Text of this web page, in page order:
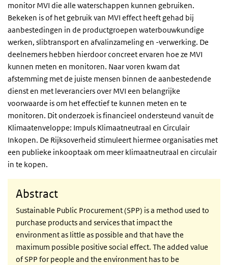
monitor MVI die alle waterschappen kunnen gebruiken.
Bekeken is of het gebruik van MVI effect heeft gehad bij
aanbestedingen in de productgroepen waterbouwkundige
werken, slibtransport en afvalinzameling en -verwerking. De
deelnemers hebben hierdoor concreet ervaren hoe ze MVI
kunnen meten en monitoren. Naar voren kwam dat
afstemming met de juiste mensen binnen de aanbestedende
dienst en met leveranciers over MVI een belangrijke
voorwaarde is om het effectief te kunnen meten en te
monitoren. Dit onderzoek is financieel ondersteund vanuit de
Klimaatenveloppe: Impuls Klimaatneutraal en Circulair
Inkopen. De Rijksoverheid stimuleert hiermee organisaties met
een publieke inkooptaak om meer klimaatneutraal en circulair
in te kopen.
Abstract
Sustainable Public Procurement (SPP) is a method used to
purchase products and services that impact the
environment as little as possible and that have the
maximum possible positive social effect. The added value
of SPP for people and the environment has to be